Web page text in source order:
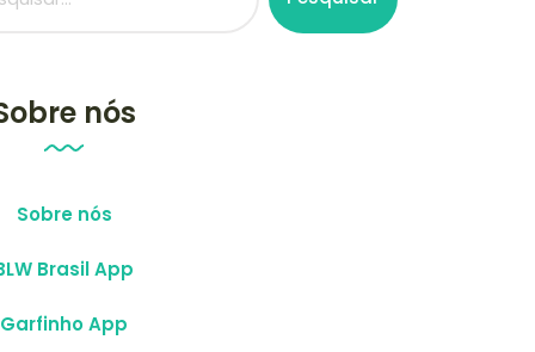
nós
Sobre nós
Brasil App
Garfinho App